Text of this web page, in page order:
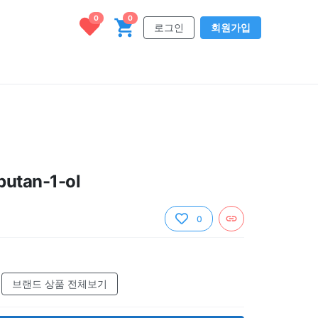
0 0
로그인 회원가입
1-ol
0
브랜드 상품 전체보기